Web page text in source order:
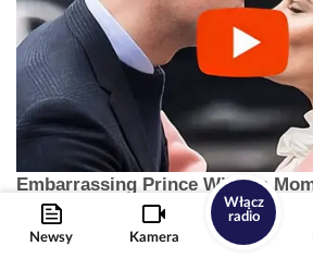
Newsy Kamera
Włącz
radio